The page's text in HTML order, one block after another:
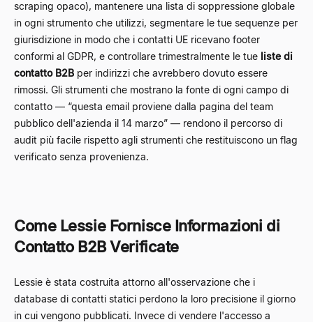
scraping opaco), mantenere una lista di soppressione globale
in ogni strumento che utilizzi, segmentare le tue sequenze per
giurisdizione in modo che i contatti UE ricevano footer
conformi al GDPR, e controllare trimestralmente le tue liste di
contatto B2B per indirizzi che avrebbero dovuto essere
rimossi. Gli strumenti che mostrano la fonte di ogni campo di
contatto — “questa email proviene dalla pagina del team
pubblico dell'azienda il 14 marzo” — rendono il percorso di
audit più facile rispetto agli strumenti che restituiscono un flag
verificato senza provenienza.
Come Lessie Fornisce Informazioni di
Contatto B2B Verificate
Lessie è stata costruita attorno all'osservazione che i
database di contatti statici perdono la loro precisione il giorno
in cui vengono pubblicati. Invece di vendere l'accesso a